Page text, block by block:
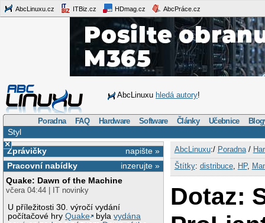
AbcLinuxu.cz ITBiz.cz HDmag.cz AbcPráce.cz
AbcLinuxu hledá autory!
Poradna FAQ Hardware Software Články Učebnice
Styl
×
napište »
Zprávičky
inzerujte »
Pracovní nabídky
Quake: Dawn of the Machine
včera 04:44 | IT novinky
U příležitosti 30. výročí vydání
počítačové hryQuake bylavydána
AbcLinuxu:/ Poradna/
Štítky: distribuce, HP,
Dotaz: